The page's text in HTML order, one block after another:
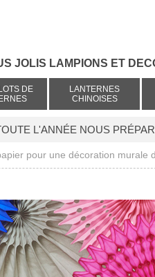
JOLIS LAMPIONS ET
DE
LANTERNES
CHINOISES
L'ANNÉE NOUS
pour une décoration murale